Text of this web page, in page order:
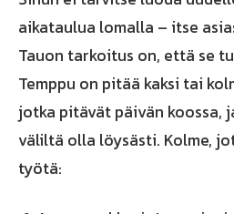
aikataulua lomalla – itse
Tauon tarkoitus on, että se
Temppu on pitää kaksi tai
jotka pitävät päivän koossa,
väliltä olla löysästi. Kolme,
työtä: